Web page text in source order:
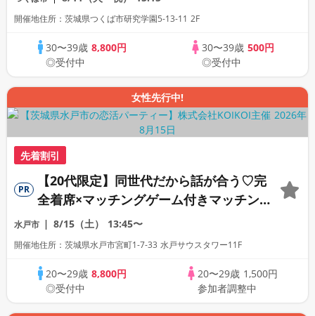
開催地住所：茨城県つくば市研究学園5-13-11 2F
30〜39歳8,800円
◎受付中
30〜39歳 500円
◎受付中
女性先行中!
先着割引
PR
【20代限定】同世代だから話が合う♡完
全着席×マッチングゲーム付きマッチング
コン
水戸市 8/15（土） 13:45〜
開催地住所：茨城県水戸市宮町1-7-33 水戸サウスタワー11F
20〜29歳8,800円
◎受付中
20〜29歳 1,500円
参加者調整中